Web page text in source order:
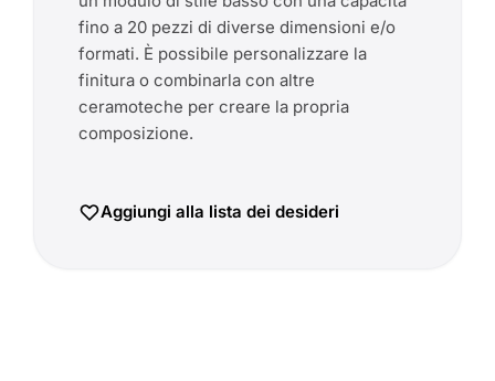
fino a 20 pezzi di diverse dimensioni e/o
formati. È possibile personalizzare la
finitura o combinarla con altre
ceramoteche per creare la propria
composizione.
Aggiungi alla lista dei desideri